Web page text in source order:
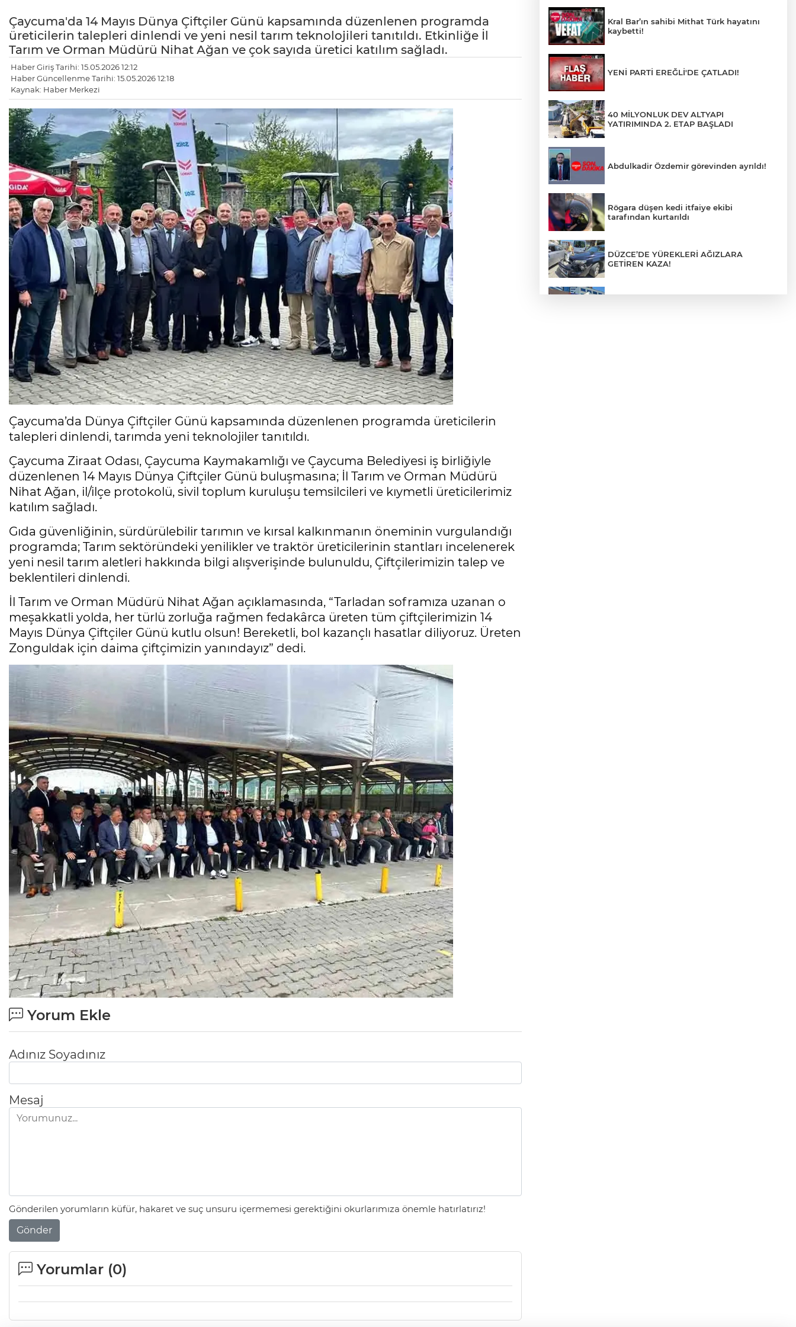
Çaycuma'da 14 Mayıs Dünya Çiftçiler Günü kapsamında düzenlenen programda
üreticilerin talepleri dinlendi ve yeni nesil tarım teknolojileri tanıtıldı. Etkinliğe İl
Tarım ve Orman Müdürü Nihat Ağan ve çok sayıda üretici katılım sağladı.
Haber Giriş Tarihi: 15.05.2026 12:12
Haber Güncellenme Tarihi: 15.05.2026 12:18
Kaynak: Haber Merkezi
Çaycuma’da Dünya Çiftçiler Günü kapsamında düzenlenen programda üreticilerin
talepleri dinlendi, tarımda yeni teknolojiler tanıtıldı.
Çaycuma Ziraat Odası, Çaycuma Kaymakamlığı ve Çaycuma Belediyesi iş birliğiyle
düzenlenen 14 Mayıs Dünya Çiftçiler Günü buluşmasına; İl Tarım ve Orman Müdürü
Nihat Ağan, il/ilçe protokolü, sivil toplum kuruluşu temsilcileri ve kıymetli üreticilerimiz
katılım sağladı.
Gıda güvenliğinin, sürdürülebilir tarımın ve kırsal kalkınmanın öneminin vurgulandığı
programda; Tarım sektöründeki yenilikler ve traktör üreticilerinin stantları incelenerek
yeni nesil tarım aletleri hakkında bilgi alışverişinde bulunuldu, Çiftçilerimizin talep ve
beklentileri dinlendi.
İl Tarım ve Orman Müdürü Nihat Ağan açıklamasında, “Tarladan soframıza uzanan o
meşakkatli yolda, her türlü zorluğa rağmen fedakârca üreten tüm çiftçilerimizin 14
Mayıs Dünya Çiftçiler Günü kutlu olsun! Bereketli, bol kazançlı hasatlar diliyoruz. Üreten
Zonguldak için daima çiftçimizin yanındayız” dedi.
Yorum Ekle
Adınız Soyadınız
Mesaj
Gönderilen yorumların küfür, hakaret ve suç unsuru içermemesi gerektiğini okurlarımıza önemle hatırlatırız!
Gönder
Yorumlar (0)
Kral Bar’ın sahibi Mithat Türk hayatını
kaybetti!
YENİ PARTİ EREĞLİ'DE ÇATLADI!
40 MİLYONLUK DEV ALTYAPI
YATIRIMINDA 2. ETAP BAŞLADI
Abdulkadir Özdemir görevinden ayrıldı!
Rögara düşen kedi itfaiye ekibi
tarafından kurtarıldı
DÜZCE’DE YÜREKLERİ AĞIZLARA
GETİREN KAZA!